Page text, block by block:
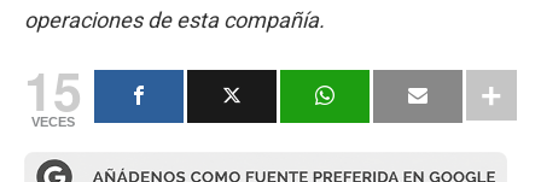
operaciones de esta compañía.
15
VECES